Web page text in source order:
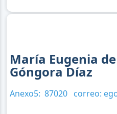
María Eugenia
Góngora Díaz
Anexo5: 87020 correo: